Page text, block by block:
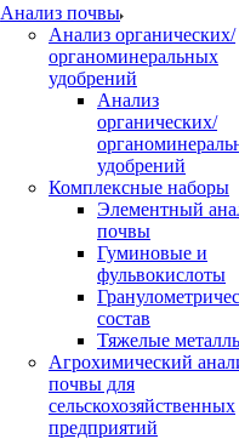
Анализ почвы
Анализ органических/
органоминеральных
удобрений
Анализ
органических/
удобрений
Комплексные наборы
Элементный
почвы
Гуминовые и
фульвокислоты
состав
Тяжелые
Агрохимический
почвы для
сельскохозяйственных
предприятий